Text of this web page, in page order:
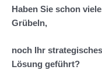
Haben Sie schon
Grübeln,
noch Ihr
Lösung geführt?